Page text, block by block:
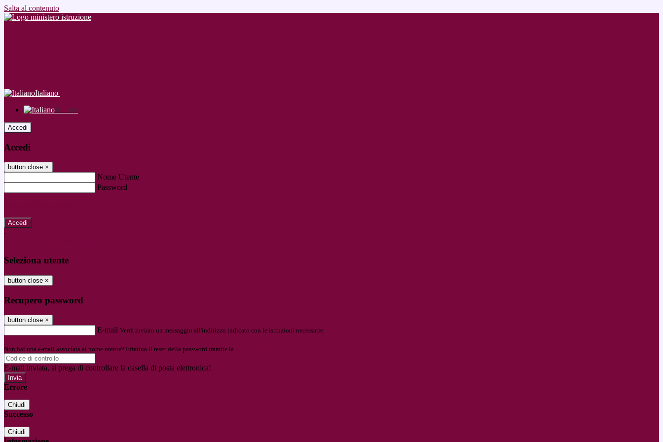
Salta al contenuto
Italiano
Italiano
Accedi
Accedi
button close ×
Nome Utente
Password
-
Seleziona utente
button close ×
Recupero password
button close ×
E-mail Verrà inviato un messaggio all'indirizzo indicato con le istruzioni necessarie.
Non hai una e-mail associata al nome utente? Effettua il reset della password tramite la
E-mail inviata, si prega di controllare la casella di posta elettronica!
Errore
Chiudi
Successo
Chiudi